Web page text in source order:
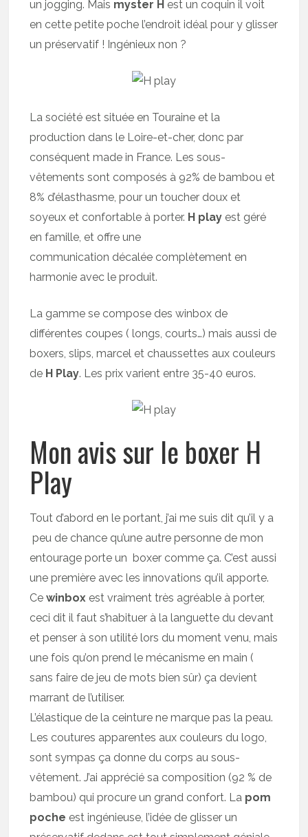
un jogging. Mais myster H est un coquin il voit
en cette petite poche l’endroit idéal pour y glisser
un préservatif ! Ingénieux non ?
La société est située en Touraine et la
production dans le Loire-et-cher, donc par
conséquent made in France. Les sous-
vêtements sont composés à 92% de bambou et
8% d’élasthasme, pour un toucher doux et
soyeux et confortable à porter. H play est géré
en famille, et offre une
communication décalée complètement en
harmonie avec le produit.
La gamme se compose des winbox de
différentes coupes ( longs, courts…) mais aussi de
boxers, slips, marcel et chaussettes aux couleurs
de H Play. Les prix varient entre 35-40 euros.
Mon avis sur le boxer H
Play
Tout d’abord en le portant, j’ai me suis dit qu’il y a
peu de chance qu’une autre personne de mon
entourage porte un boxer comme ça. C’est aussi
une première avec les innovations qu’il apporte.
Cewinbox est vraiment très agréable à porter,
ceci dit il faut s’habituer à la languette du devant
et penser à son utilité lors du moment venu, mais
une fois qu’on prend le mécanisme en main (
sans faire de jeu de mots bien sûr) ça devient
marrant de l’utiliser.
L’élastique de la ceinture ne marque pas la peau.
Les coutures apparentes aux couleurs du logo,
sont sympas ça donne du corps au sous-
vêtement. J’ai apprécié sa composition (92 % de
bambou) qui procure un grand confort. La pom
poche est ingénieuse, l’idée de glisser un